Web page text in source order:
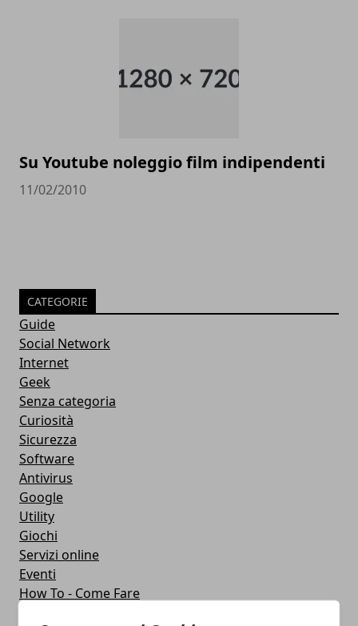
Su Youtube noleggio film indipendenti
11/02/2010
CATEGORIE
Guide
Social Network
Internet
Geek
Senza categoria
Curiosità
Sicurezza
Software
Antivirus
Google
Utility
Giochi
Servizi online
Eventi
How To - Come Fare